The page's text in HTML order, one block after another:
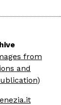
from
and
)